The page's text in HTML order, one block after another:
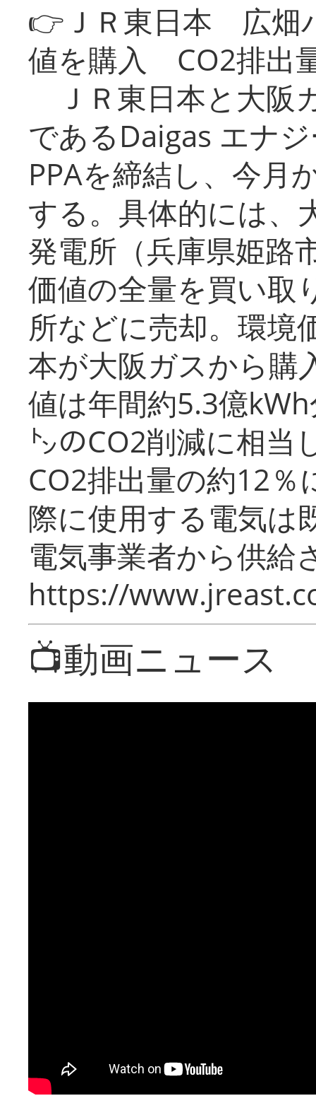
👉ＪＲ東日本 広畑
値を購入 CO2排出
ＪＲ東日本と大阪
であるDaigas エナ
PPAを締結し、今月
する。具体的には、
発電所（兵庫県姫路
価値の全量を買い取
所などに売却。環境
本が大阪ガスから購
値は年間約5.3億
㌧のCO2削減に相当
CO2排出量の約12％
際に使用する電気は
電気事業者から供給
https://
📺動画ニュース